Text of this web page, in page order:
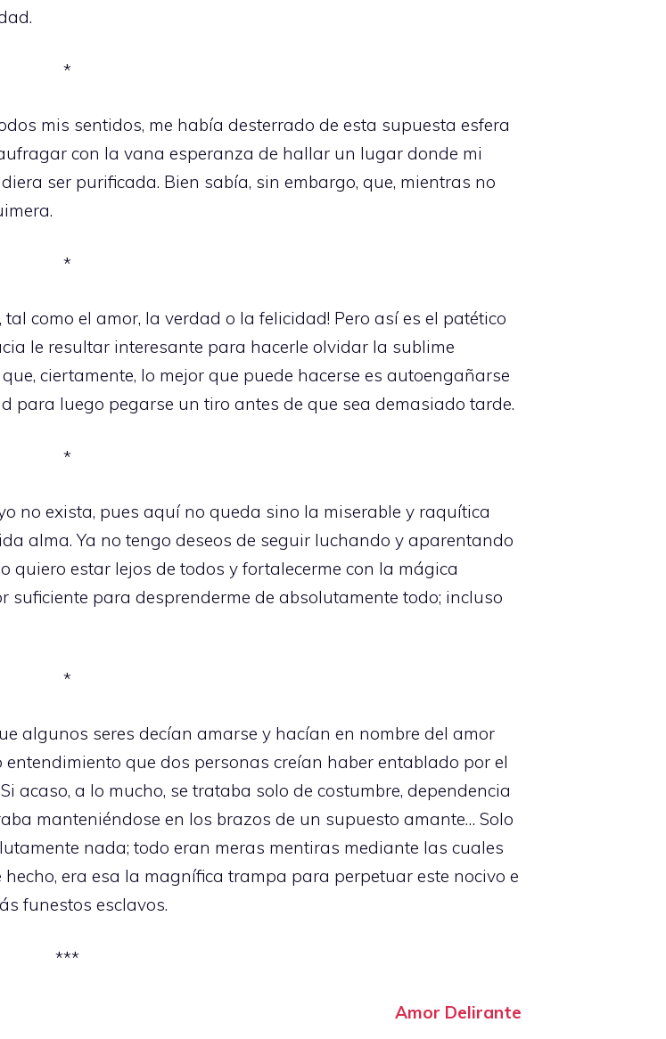
*
mis sentidos, me había desterrado de esta supuesta esfera
con la vana esperanza de hallar un lugar donde mi
ser purificada. Bien sabía, sin embargo, que, mientras no
*
como el amor, la verdad o la felicidad! Pero así es el patético
le resultar interesante para hacerle olvidar la sublime
ciertamente, lo mejor que puede hacerse es autoengañarse
para luego pegarse un tiro antes de que sea demasiado tarde.
*
no exista, pues aquí no queda sino la miserable y raquítica
alma. Ya no tengo deseos de seguir luchando y aparentando
estar lejos de todos y fortalecerme con la mágica
suficiente para desprenderme de absolutamente todo; incluso
*
algunos seres decían amarse y hacían en nombre del amor
que dos personas creían haber entablado por el
acaso, a lo mucho, se trataba solo de costumbre, dependencia
manteniéndose en los brazos de un supuesto amante… Solo
nada; todo eran meras mentiras mediante las cuales
era esa la magnífica trampa para perpetuar este nocivo e
funestos esclavos.
***
Amor Delirante